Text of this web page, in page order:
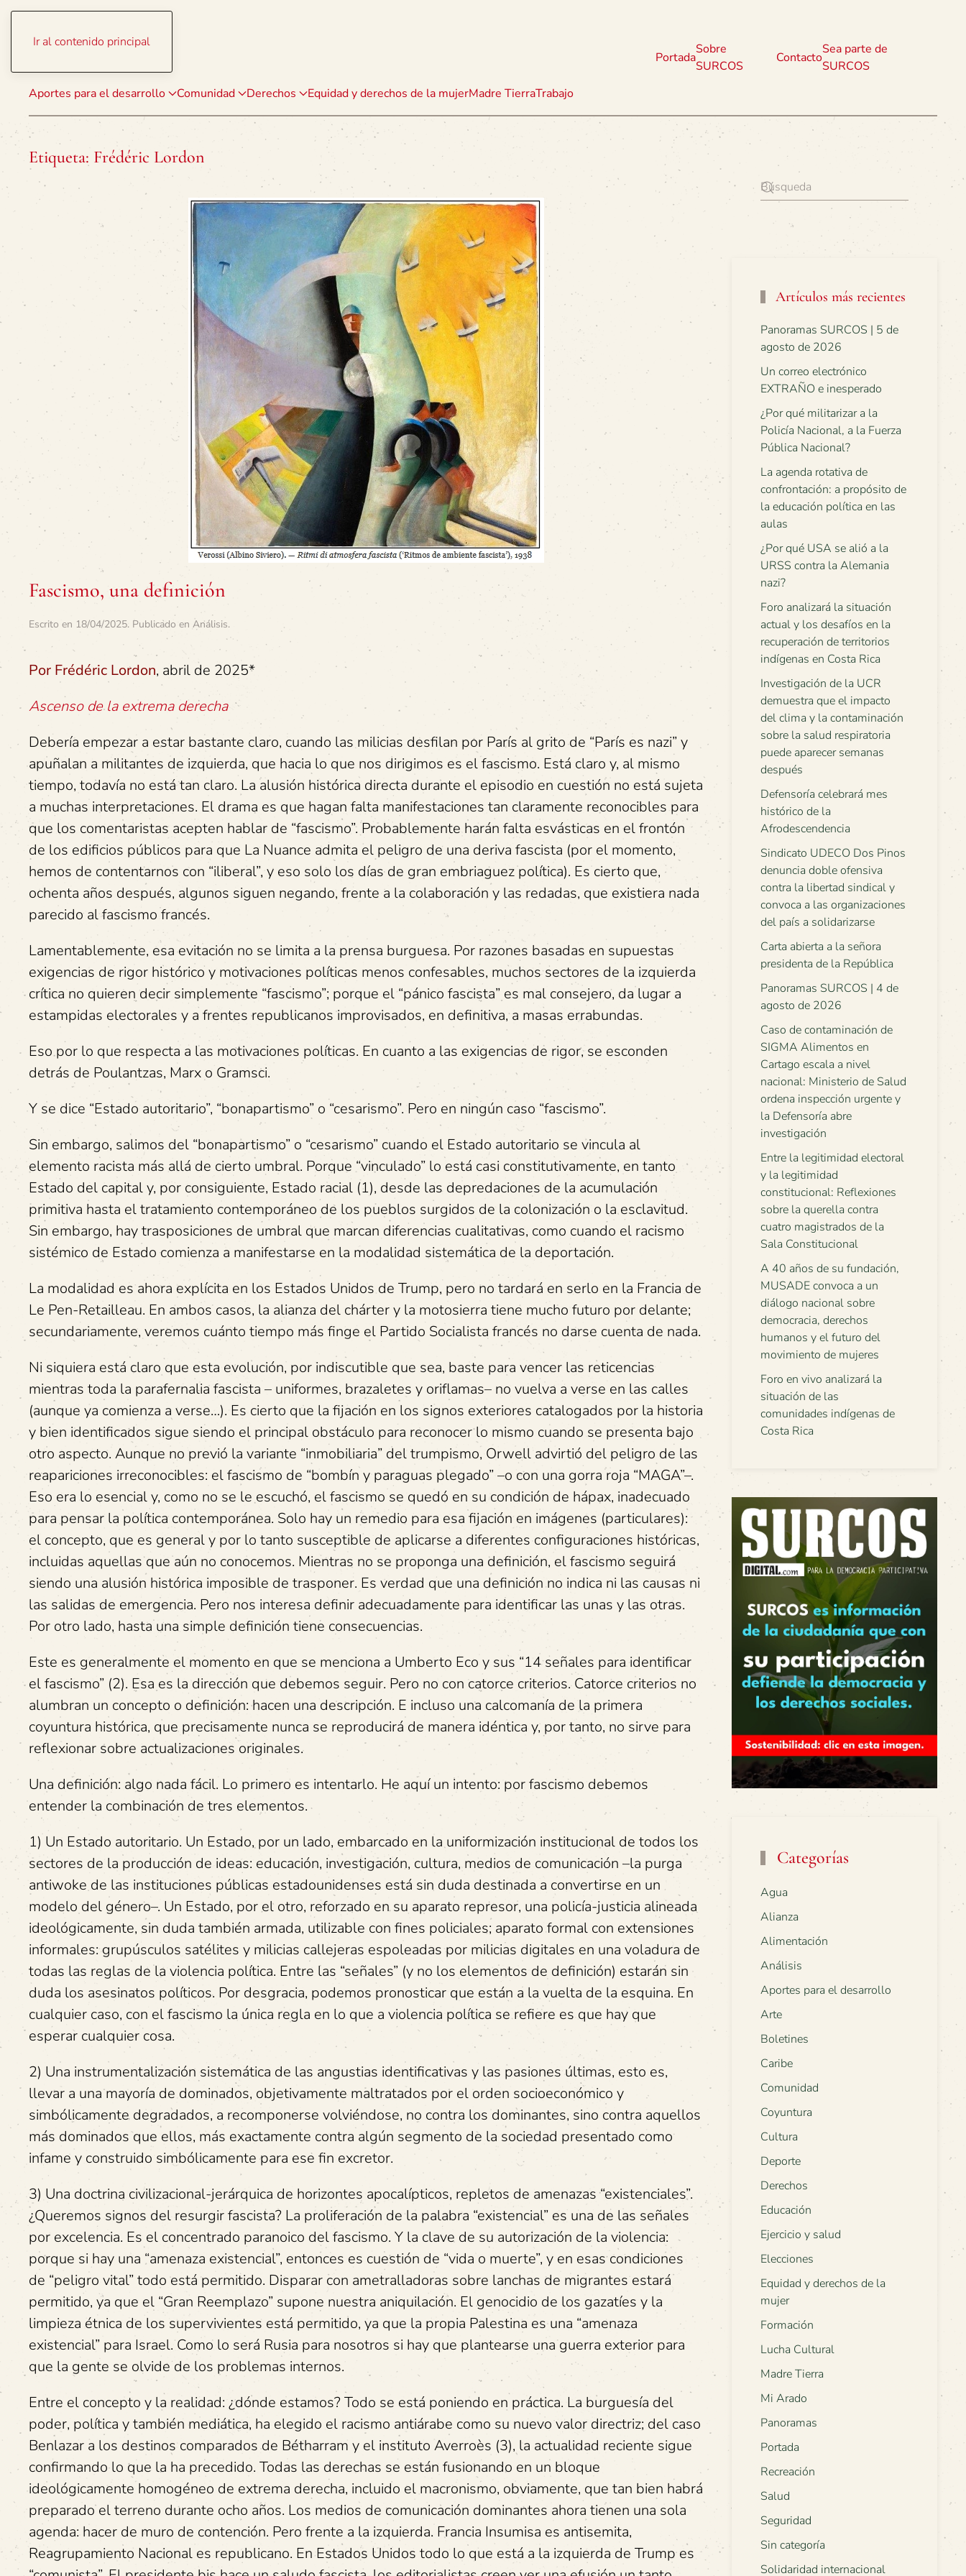
Ir al contenido principal
Aportes para el desarrollo Comunidad Derechos Equidad y derechos de la mujerMadre TierraTrabajo
Portada
Sobre
SURCOS
Contacto
Sea parte de
SURCOS
Etiqueta: Frédéric Lordon
Fascismo, una definición
Escrito en 18/04/2025. Publicado en Análisis.
Por Frédéric Lordon, abril de 2025*
Ascenso de la extrema derecha
Debería empezar a estar bastante claro, cuando las milicias desfilan por París al grito de “París es nazi” y
apuñalan a militantes de izquierda, que hacia lo que nos dirigimos es el fascismo. Está claro y, al mismo
tiempo, todavía no está tan claro. La alusión histórica directa durante el episodio en cuestión no está sujeta
a muchas interpretaciones. El drama es que hagan falta manifestaciones tan claramente reconocibles para
que los comentaristas acepten hablar de “fascismo”. Probablemente harán falta esvásticas en el frontón
de los edificios públicos para que La Nuance admita el peligro de una deriva fascista (por el momento,
hemos de contentarnos con “iliberal”, y eso solo los días de gran embriaguez política). Es cierto que,
ochenta años después, algunos siguen negando, frente a la colaboración y las redadas, que existiera nada
parecido al fascismo francés.
Lamentablemente, esa evitación no se limita a la prensa burguesa. Por razones basadas en supuestas
exigencias de rigor histórico y motivaciones políticas menos confesables, muchos sectores de la izquierda
crítica no quieren decir simplemente “fascismo”; porque el “pánico fascista” es mal consejero, da lugar a
estampidas electorales y a frentes republicanos improvisados, en definitiva, a masas errabundas.
Eso por lo que respecta a las motivaciones políticas. En cuanto a las exigencias de rigor, se esconden
detrás de Poulantzas, Marx o Gramsci.
Y se dice “Estado autoritario”, “bonapartismo” o “cesarismo”. Pero en ningún caso “fascismo”.
Sin embargo, salimos del “bonapartismo” o “cesarismo” cuando el Estado autoritario se vincula al
elemento racista más allá de cierto umbral. Porque “vinculado” lo está casi constitutivamente, en tanto
Estado del capital y, por consiguiente, Estado racial (1), desde las depredaciones de la acumulación
primitiva hasta el tratamiento contemporáneo de los pueblos surgidos de la colonización o la esclavitud.
Sin embargo, hay trasposiciones de umbral que marcan diferencias cualitativas, como cuando el racismo
sistémico de Estado comienza a manifestarse en la modalidad sistemática de la deportación.
La modalidad es ahora explícita en los Estados Unidos de Trump, pero no tardará en serlo en la Francia de
Le Pen-Retailleau. En ambos casos, la alianza del chárter y la motosierra tiene mucho futuro por delante;
secundariamente, veremos cuánto tiempo más finge el Partido Socialista francés no darse cuenta de nada.
Ni siquiera está claro que esta evolución, por indiscutible que sea, baste para vencer las reticencias
mientras toda la parafernalia fascista – uniformes, brazaletes y oriflamas– no vuelva a verse en las calles
(aunque ya comienza a verse…). Es cierto que la fijación en los signos exteriores catalogados por la historia
y bien identificados sigue siendo el principal obstáculo para reconocer lo mismo cuando se presenta bajo
otro aspecto. Aunque no previó la variante “inmobiliaria” del trumpismo, Orwell advirtió del peligro de las
reapariciones irreconocibles: el fascismo de “bombín y paraguas plegado” –o con una gorra roja “MAGA”–.
Eso era lo esencial y, como no se le escuchó, el fascismo se quedó en su condición de hápax, inadecuado
para pensar la política contemporánea. Solo hay un remedio para esa fijación en imágenes (particulares):
el concepto, que es general y por lo tanto susceptible de aplicarse a diferentes configuraciones históricas,
incluidas aquellas que aún no conocemos. Mientras no se proponga una definición, el fascismo seguirá
siendo una alusión histórica imposible de trasponer. Es verdad que una definición no indica ni las causas ni
las salidas de emergencia. Pero nos interesa definir adecuadamente para identificar las unas y las otras.
Por otro lado, hasta una simple definición tiene consecuencias.
Este es generalmente el momento en que se menciona a Umberto Eco y sus “14 señales para identificar
el fascismo” (2). Esa es la dirección que debemos seguir. Pero no con catorce criterios. Catorce criterios no
alumbran un concepto o definición: hacen una descripción. E incluso una calcomanía de la primera
coyuntura histórica, que precisamente nunca se reproducirá de manera idéntica y, por tanto, no sirve para
reflexionar sobre actualizaciones originales.
Una definición: algo nada fácil. Lo primero es intentarlo. He aquí un intento: por fascismo debemos
entender la combinación de tres elementos.
1) Un Estado autoritario. Un Estado, por un lado, embarcado en la uniformización institucional de todos los
sectores de la producción de ideas: educación, investigación, cultura, medios de comunicación –la purga
antiwoke de las instituciones públicas estadounidenses está sin duda destinada a convertirse en un
modelo del género–. Un Estado, por el otro, reforzado en su aparato represor, una policía-justicia alineada
ideológicamente, sin duda también armada, utilizable con fines policiales; aparato formal con extensiones
informales: grupúsculos satélites y milicias callejeras espoleadas por milicias digitales en una voladura de
todas las reglas de la violencia política. Entre las “señales” (y no los elementos de definición) estarán sin
duda los asesinatos políticos. Por desgracia, podemos pronosticar que están a la vuelta de la esquina. En
cualquier caso, con el fascismo la única regla en lo que a violencia política se refiere es que hay que
esperar cualquier cosa.
2) Una instrumentalización sistemática de las angustias identificativas y las pasiones últimas, esto es,
llevar a una mayoría de dominados, objetivamente maltratados por el orden socioeconómico y
simbólicamente degradados, a recomponerse volviéndose, no contra los dominantes, sino contra aquellos
más dominados que ellos, más exactamente contra algún segmento de la sociedad presentado como
infame y construido simbólicamente para ese fin excretor.
3) Una doctrina civilizacional-jerárquica de horizontes apocalípticos, repletos de amenazas “existenciales”.
¿Queremos signos del resurgir fascista? La proliferación de la palabra “existencial” es una de las señales
por excelencia. Es el concentrado paranoico del fascismo. Y la clave de su autorización de la violencia:
porque si hay una “amenaza existencial”, entonces es cuestión de “vida o muerte”, y en esas condiciones
de “peligro vital” todo está permitido. Disparar con ametralladoras sobre lanchas de migrantes estará
permitido, ya que el “Gran Reemplazo” supone nuestra aniquilación. El genocidio de los gazatíes y la
limpieza étnica de los supervivientes está permitido, ya que la propia Palestina es una “amenaza
existencial” para Israel. Como lo será Rusia para nosotros si hay que plantearse una guerra exterior para
que la gente se olvide de los problemas internos.
Entre el concepto y la realidad: ¿dónde estamos? Todo se está poniendo en práctica. La burguesía del
poder, política y también mediática, ha elegido el racismo antiárabe como su nuevo valor directriz; del caso
Benlazar a los destinos comparados de Bétharram y el instituto Averroès (3), la actualidad reciente sigue
confirmando lo que la ha precedido. Todas las derechas se están fusionando en un bloque
ideológicamente homogéneo de extrema derecha, incluido el macronismo, obviamente, que tan bien habrá
preparado el terreno durante ocho años. Los medios de comunicación dominantes ahora tienen una sola
agenda: hacer de muro de contención. Pero frente a la izquierda. Francia Insumisa es antisemita,
Reagrupamiento Nacional es republicano. En Estados Unidos todo lo que está a la izquierda de Trump es
Artículos más recientes
Panoramas SURCOS | 5 de
agosto de 2026
Un correo electrónico
EXTRAÑO e inesperado
¿Por qué militarizar a la
Policía Nacional, a la Fuerza
Pública Nacional?
La agenda rotativa de
confrontación: a propósito de
la educación política en las
aulas
¿Por qué USA se alió a la
URSS contra la Alemania
nazi?
Foro analizará la situación
actual y los desafíos en la
recuperación de territorios
indígenas en Costa Rica
Investigación de la UCR
demuestra que el impacto
del clima y la contaminación
sobre la salud respiratoria
puede aparecer semanas
después
Defensoría celebrará mes
histórico de la
Afrodescendencia
Sindicato UDECO Dos Pinos
denuncia doble ofensiva
contra la libertad sindical y
convoca a las organizaciones
del país a solidarizarse
Carta abierta a la señora
presidenta de la República
Panoramas SURCOS | 4 de
agosto de 2026
Caso de contaminación de
SIGMA Alimentos en
Cartago escala a nivel
nacional: Ministerio de Salud
ordena inspección urgente y
la Defensoría abre
investigación
Entre la legitimidad electoral
y la legitimidad
constitucional: Reflexiones
sobre la querella contra
cuatro magistrados de la
Sala Constitucional
A 40 años de su fundación,
MUSADE convoca a un
diálogo nacional sobre
democracia, derechos
humanos y el futuro del
movimiento de mujeres
Foro en vivo analizará la
situación de las
comunidades indígenas de
Costa Rica
Categorías
Agua
Alianza
Alimentación
Análisis
Aportes para el desarrollo
Arte
Boletines
Caribe
Comunidad
Coyuntura
Cultura
Deporte
Derechos
Educación
Ejercicio y salud
Elecciones
Equidad y derechos de la
mujer
Formación
Lucha Cultural
Madre Tierra
Mi Arado
Panoramas
Portada
Recreación
Salud
Seguridad
Sin categoría
Solidaridad internacional